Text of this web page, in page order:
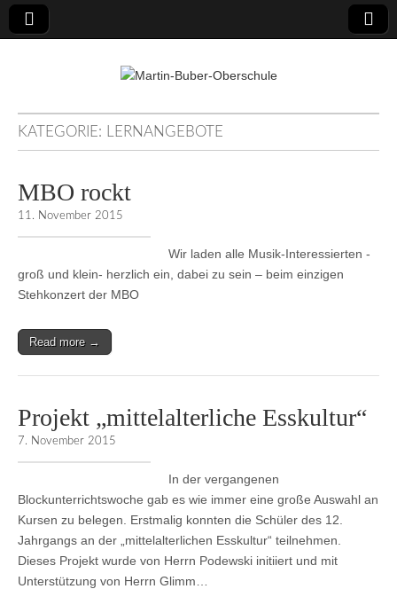
Martin-Buber-
Oberschule
KATEGORIE: LERNANGEBOTE
MBO rockt
11. November 2015
Wir laden alle Musik-Interessierten -
groß und klein- herzlich ein, dabei zu sein – beim einzigen
Stehkonzert der MBO
Read more →
Projekt „mittelalterliche Esskultur“
7. November 2015
In der vergangenen
Blockunterrichtswoche gab es wie immer eine große Auswahl an
Kursen zu belegen. Erstmalig konnten die Schüler des 12.
Jahrgangs an der „mittelalterlichen Esskultur“ teilnehmen.
Dieses Projekt wurde von Herrn Podewski initiiert und mit
Unterstützung von Herrn Glimm…